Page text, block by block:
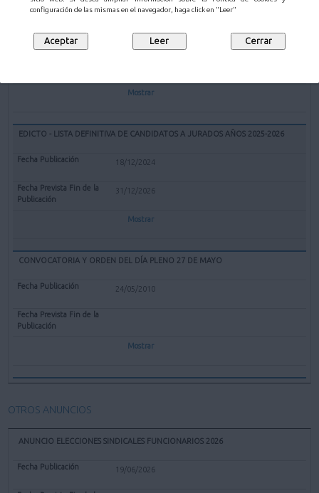
configuración de las mismas en el navegador, haga click en "Leer"
EXPEDIENTE REDENOMINACIÓN BOLERA CUBIERTA "EL PARQUE" DE
12/02/2025
Mostrar
EDICTO - LISTA DEFINITIVA DE CANDIDATOS A JURADOS AÑOS 2025-2026
18/12/2024
31/12/2026
Mostrar
CONVOCATORIA Y ORDEN DEL DÍA PLENO 27 DE MAYO
24/05/2010
Mostrar
OTROS ANUNCIOS
ANUNCIO ELECCIONES SINDICALES FUNCIONARIOS 2026
19/06/2026